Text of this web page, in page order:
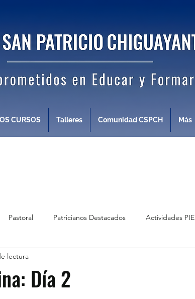
CURSOS Talleres Comunidad CSPCH Más
Pastoral Patricianos Destacados Actividades PIE
Día 2
lectura